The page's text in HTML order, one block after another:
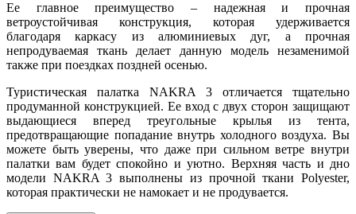
Ее главное преимущество – надежная и прочная
ветроустойчивая конструкция, которая удерживается
благодаря каркасу из алюминиевых дуг, а прочная
непродуваемая ткань делает данную модель незаменимой
также при поездках поздней осенью.
Туристическая палатка NAKRA 3 отличается тщательно
продуманной конструкцией. Ее вход с двух сторон защищают
выдающиеся вперед треугольные крылья из тента,
предотвращающие попадание внутрь холодного воздуха. Вы
можете быть уверены, что даже при сильном ветре внутри
палатки вам будет спокойно и уютно. Верхняя часть и дно
модели NAKRA 3 выполнены из прочной ткани Polyester,
которая практически не намокает и не продувается.